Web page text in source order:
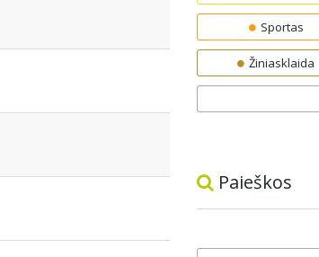
Sportas
Žiniasklaida
Paieškos